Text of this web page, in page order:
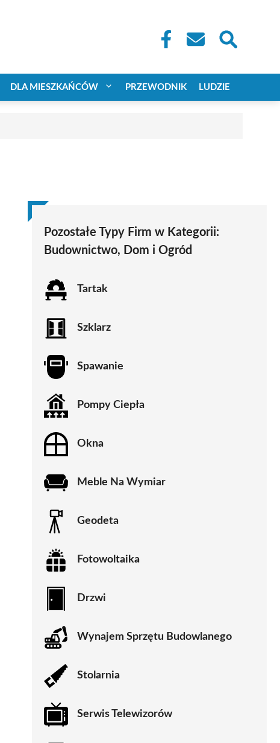
DLA MIESZKAŃCÓW PRZEWODNIK LUDZIE
Pozostałe Typy Firm w Kategorii:
Budownictwo, Dom i Ogród
Tartak
Szklarz
Spawanie
Pompy Ciepła
Okna
Meble Na Wymiar
Geodeta
Fotowoltaika
Drzwi
Wynajem Sprzętu Budowlanego
Stolarnia
Serwis Telewizorów